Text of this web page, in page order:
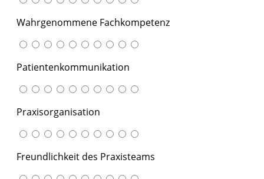
Wahrgenommene Fachkompetenz
Patientenkommunikation
Praxisorganisation
Freundlichkeit des Praxisteams